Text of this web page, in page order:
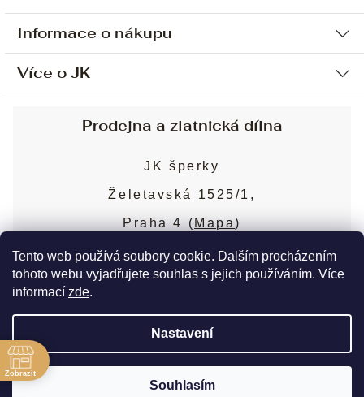
Tento web používá soubory cookie. Dalším procházením
tohoto webu vyjadřujete souhlas s jejich používáním. Více
informací zde.
Nastavení
Souhlasím
Informace o nákupu
Ochrana osobních údajů
Sjednání osobní schůzky
Obchodní podmínky
Puncovní značky
Více o JK
Blog
Nejčastější dotazy
Prodejna a zlatnická dílna
JK šperky
Želetavská 1525/1,
Praha 4 (Mapa)
Více o prodejně
Copyright 2026JK šperky. Všechna práva
vyhrazena. Upravit nastavení cookies
Vytvořil Shoptet Premium
Zobrazit